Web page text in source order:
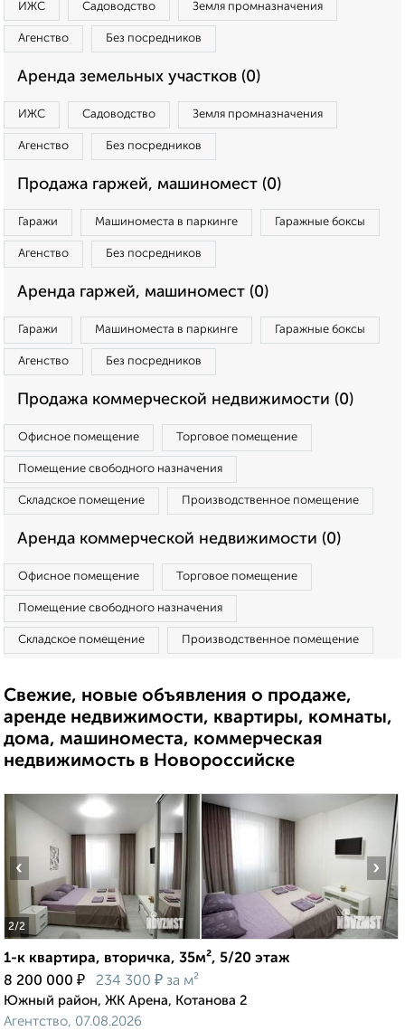
ИЖС Садоводство Земля промназначения
Агенство Без посредников
Аренда земельных участков (0)
ИЖС Садоводство Земля промназначения
Агенство Без посредников
Продажа гаржей, машиномест (0)
Гаражи Машиноместа в паркинге Гаражные боксы
Агенство Без посредников
Аренда гаржей, машиномест (0)
Гаражи Машиноместа в паркинге Гаражные боксы
Агенство Без посредников
Продажа коммерческой недвижимости (0)
Офисное помещение Торговое помещение
Помещение свободного назначения
Складское помещение Производственное помещение
Аренда коммерческой недвижимости (0)
Офисное помещение Торговое помещение
Помещение свободного назначения
Складское помещение Производственное помещение
Свежие, новые объявления о продаже,
аренде недвижимости, квартиры, комнаты,
дома, машиноместа, коммерческая
недвижимость в Новороссийске
2/2
‹ ›
1-к квартира, вторичка, 35м², 5/20 этаж
8 200 000 ₽ 234 300 ₽ за м²
Южный район, ЖК Арена, Котанова 2
Агентство, 07.08.2026